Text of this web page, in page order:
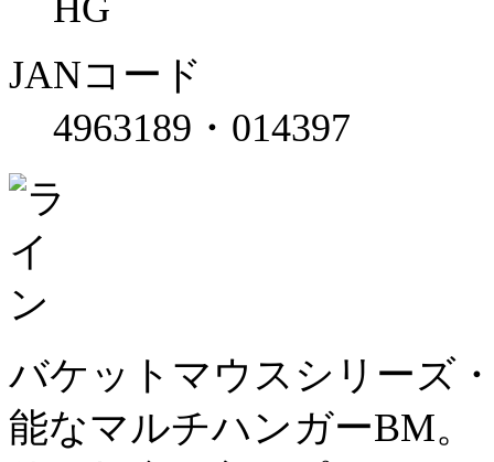
JANコード
4963189・014397
バケットマウスシリーズ
能なマルチハンガーBM。